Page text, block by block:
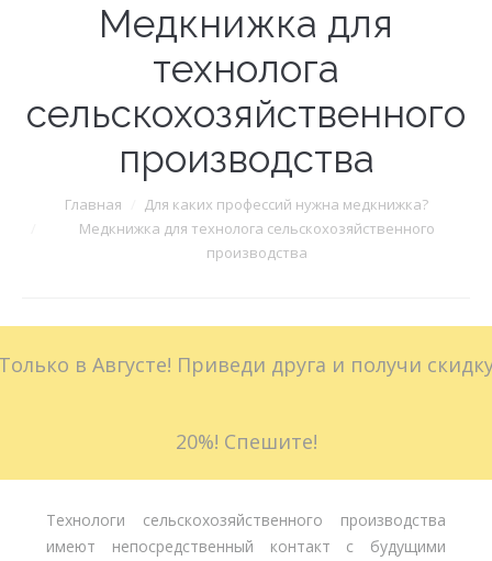
Медицинская книжка
Больничные листы
Стоимость
Медкнижка для
технолога
сельскохозяйственного
производства
Вы здесь:Главная
Для каких профессий нужна медкнижка?
Медкнижка для технолога сельскохозяйственного
производства
в Августе! Приведи друга и получи
20%! Спешите!
Технологи сельскохозяйственного производства
имеют непосредственный контакт с будущими